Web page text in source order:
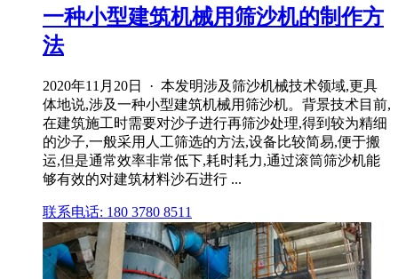
一种小型建筑机械用筛沙机的制作方
法
2020年11月20日 · 本发明涉及筛沙机械技术领域,更具
体地说,涉及一种小型建筑机械用筛沙机。背景技术目前,
在建筑施工时需要对沙子进行再筛沙处理,得到较为精细
的沙子,一般采用人工筛选的方法,设备比较简易,便于搬
运,但是通常效率非常低下,耗时耗力,通过滚筒筛沙机能
够有效的对建筑材料沙石进行 ...
联系电话: 180 3780 8511